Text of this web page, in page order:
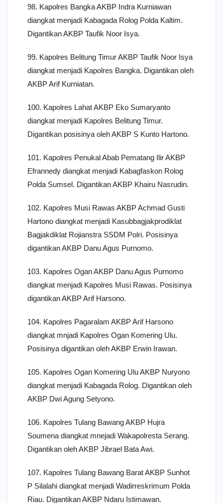
98. Kapolres Bangka AKBP Indra Kurniawan
diangkat menjadi Kabagada Rolog Polda Kaltim.
Digantikan AKBP Taufik Noor Isya.
99. Kapolres Belitung Timur AKBP Taufik Noor Isya
diangkat menjadi Kapolres Bangka. Digantikan oleh
AKBP Arif Kurniatan.
100. Kapolres Lahat AKBP Eko Sumaryanto
diangkat menjadi Kapolres Belitung Timur.
Digantikan posisinya oleh AKBP S Kunto Hartono.
101. Kapolres Penukal Abab Pematang Ilir AKBP
Efrannedy diangkat menjadi Kabagfaskon Rolog
Polda Sumsel. Digantikan AKBP Khairu Nasrudin.
102. Kapolres Musi Rawas AKBP Achmad Gusti
Hartono diangkat menjadi Kasubbagjakprodiklat
Bagjakdiklat Rojianstra SSDM Polri. Posisinya
digantikan AKBP Danu Agus Purnomo.
103. Kapolres Ogan AKBP Danu Agus Purnomo
diangkat menjadi Kapolres Musi Rawas. Posisinya
digantikan AKBP Arif Harsono.
104. Kapolres Pagaralam AKBP Arif Harsono
diangkat mnjadi Kapolres Ogan Komering Ulu.
Posisinya digantikan oleh AKBP Erwin Irawan.
105. Kapolres Ogan Komering Ulu AKBP Nuryono
diangkat menjadi Kabagada Rolog. Digantikan oleh
AKBP Dwi Agung Setyono.
106. Kapolres Tulang Bawang AKBP Hujra
Soumena diangkat mnejadi Wakapolresta Serang.
Digantikan oleh AKBP Jibrael Bata Awi.
107. Kapolres Tulang Bawang Barat AKBP Sunhot
P Silalahi diangkat menjadi Wadirreskrimum Polda
Riau. Digantikan AKBP Ndaru Istimawan.